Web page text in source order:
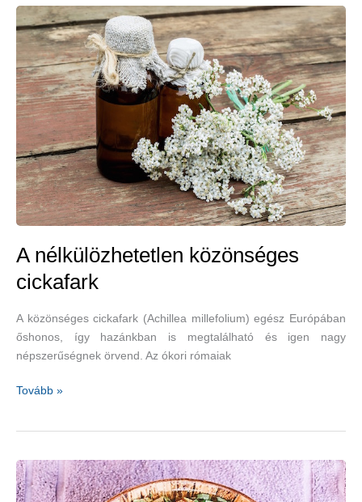
cickafark
A nélkülözhetetlen közönséges
cickafark
A közönséges cickafark (Achillea millefolium) egész Európában
őshonos, így hazánkban is megtalálható és igen nagy
népszerűségnek örvend. Az ókori rómaiak
A
Tovább »